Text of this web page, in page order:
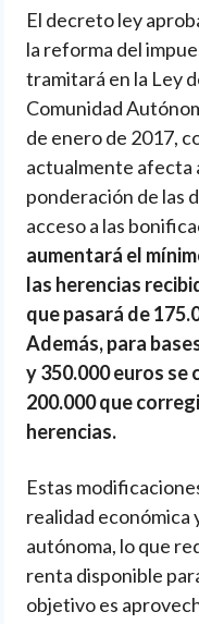
El decreto ley
la reforma del
tramitará en la Ley
Comunidad
de enero de 2017,
actualmente afecta
ponderación de las
acceso a las
aumentará el
las herencias
que pasará de
Además, para
y 350.000 euros se
200.000 que
herencias.
Estas
realidad económica
autónoma, lo que
renta disponible
objetivo es